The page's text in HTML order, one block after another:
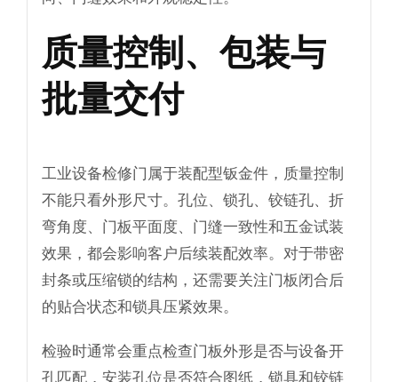
质量控制、包装与
批量交付
工业设备检修门属于装配型钣金件，质量控制
不能只看外形尺寸。孔位、锁孔、铰链孔、折
弯角度、门板平面度、门缝一致性和五金试装
效果，都会影响客户后续装配效率。对于带密
封条或压缩锁的结构，还需要关注门板闭合后
的贴合状态和锁具压紧效果。
检验时通常会重点检查门板外形是否与设备开
孔匹配，安装孔位是否符合图纸，锁具和铰链